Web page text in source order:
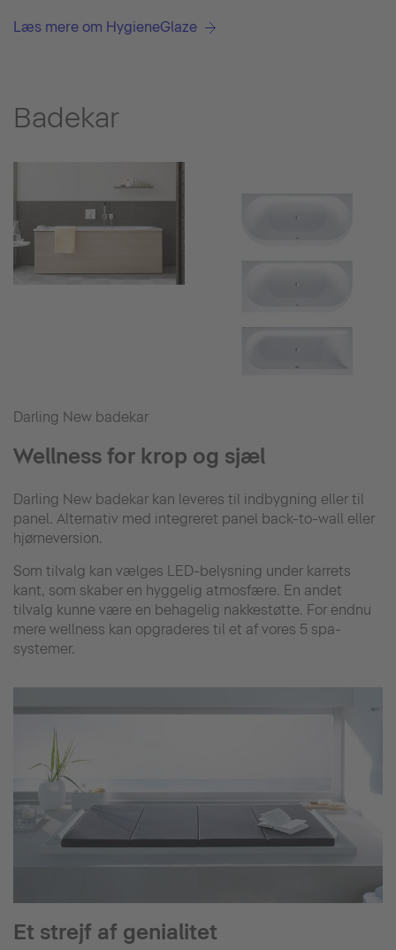
Læs mere om HygieneGlaze
Badekar
Darling New badekar
Wellness for krop og sjæl
Darling New badekar kan leveres til indbygning eller til
panel. Alternativ med integreret panel back-to-wall eller
hjørneversion.
Som tilvalg kan vælges LED-belysning under karrets
kant, som skaber en hyggelig atmosfære. En andet
tilvalg kunne være en behagelig nakkestøtte. For endnu
mere wellness kan opgraderes til et af vores 5 spa-
systemer.
Et strejf af genialitet